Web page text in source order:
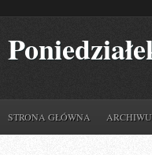
STRONA GŁÓWNA